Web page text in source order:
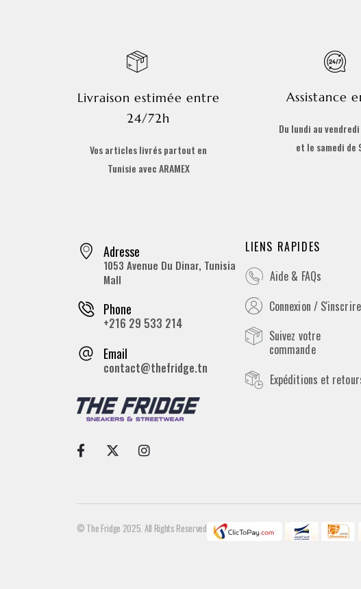
Livraison estimée entre
24/72h
Vos articles livrés partout en
Tunisie avec ARAMEX
Assistance
Du lundi au
et le samedi de
Adresse
1053 Avenue Du Dinar, Tunisia
Mall
Phone
+216 29 533 214
Email
contact@thefridge.tn
LIENS RAPIDES
Aide & FAQs
Connexion / S'inscrire
Suivez votre
commande
Expéditions et
© The Fridge 2025. All Rights Reserved